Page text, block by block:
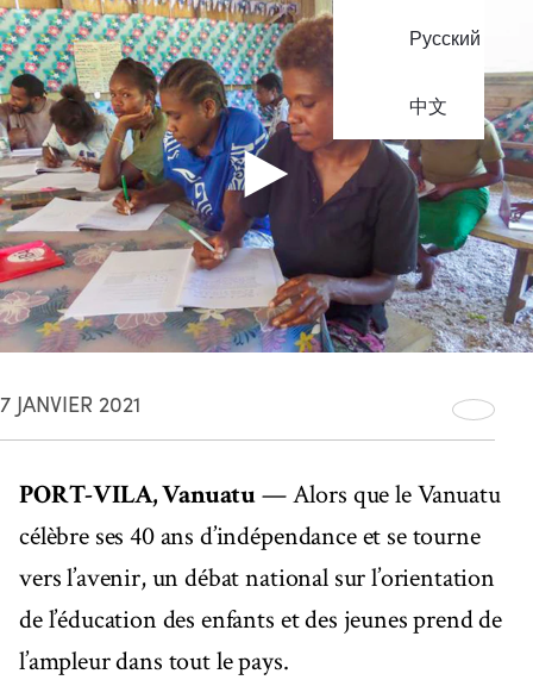
Русский
中文
7 JANVIER 2021
PORT-VILA, Vanuatu— Alors que le Vanuatu
célèbre ses 40 ans d’indépendance et se tourne
vers l’avenir, un débat national sur l’orientation
de l’éducation des enfants et des jeunes prend de
l’ampleur dans tout le pays.